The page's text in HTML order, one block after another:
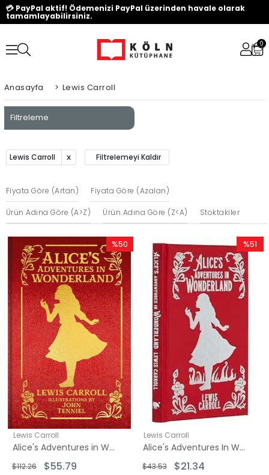
💳 PayPal aktif! Ödemenizi PayPal üzerinden havale olarak
tamamlayabilirsiniz.
0
Anasayfa > Lewis Carroll
Filtreleme
Lewis Carroll Filtrelemeyi Kaldır
Fiyata Göre (Artan) Fiyata Göre (Azalan)
Ürün Adına Göre (A>Z) Ürün Adına Göre (Z<A) Stoktakiler
Lewis Carroll
Alice's Adventures in Wonderland
$55.79
$112.26
%50
İndirim
%50İndirim
Lewis Carroll
Alice's Adventures In Wonderland
$21.34
$43.53
%51
İndirim